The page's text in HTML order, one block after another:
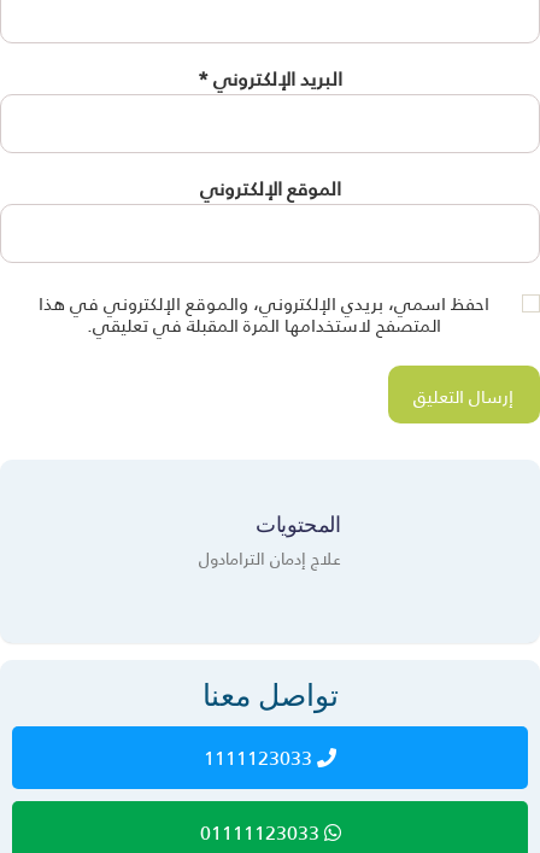
البريد الإلكتروني*
الموقع الإلكتروني
احفظ اسمي، بريدي الإلكتروني، والموقع الإلكتروني في هذا
المتصفح لاستخدامها المرة المقبلة في تعليقي.
المحتويات
علاج إدمان الترامادول
تواصل معنا
1111123033
01111123033